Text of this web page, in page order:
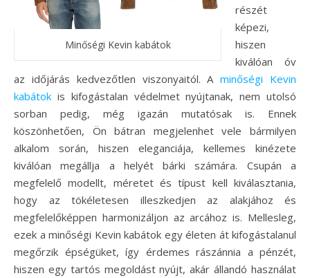
Minőségi Kevin kabátok
részét
képezi,
hiszen
kiválóan óv
az időjárás kedvezőtlen viszonyaitól. Aminőségi Kevin
kabátok is kifogástalan védelmet nyújtanak, nem utolsó
sorban pedig, még igazán mutatósak is. Ennek
köszönhetően, Ön bátran megjelenhet vele bármilyen
alkalom során, hiszen eleganciája, kellemes kinézete
kiválóan megállja a helyét bárki számára. Csupán a
megfelelő modellt, méretet és típust kell kiválasztania,
hogy az tökéletesen illeszkedjen az alakjához és
megfelelőképpen harmonizáljon az arcához is. Mellesleg,
ezek a minőségi Kevin kabátok egy életen át kifogástalanul
megőrzik épségüket, így érdemes rászánnia a pénzét,
hiszen egy tartós megoldást nyújt, akár állandó használat